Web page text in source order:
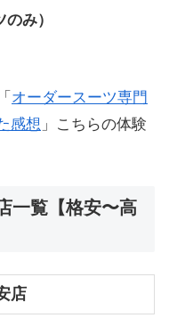
み）
オーダースーツ専門
感想 」こちらの体験
一覧【格安〜高
店